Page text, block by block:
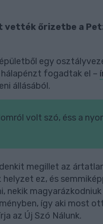
vették őrizetbe a
egy
fogadtak el –
állásából.
volt szó, éss a
megillet az
helyzet ez, és
így aki most
az Új Szó Nálunk.